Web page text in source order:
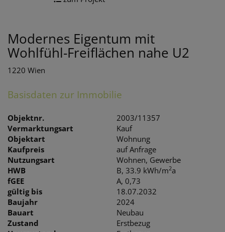
Modernes Eigentum mit
Wohlfühl-Freiflächen nahe U2
1220 Wien
Basisdaten zur Immobilie
Objektnr.
2003/11357
Vermarktungsart
Kauf
Objektart
Wohnung
Kaufpreis
auf Anfrage
Nutzungsart
Wohnen Gewerbe
HWB
B, 33.9 kWh/m2a
fGEE
A, 0,73
gültig bis
18.07.2032
Baujahr
2024
Bauart
Neubau
Zustand
Erstbezug